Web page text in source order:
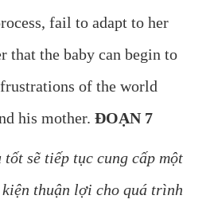
fail to adapt to her
that the baby can begin to
of the world
his mother. ĐOẠN 7
tốt sẽ tiếp tục cung cấp một
thuận lợi cho quá trình